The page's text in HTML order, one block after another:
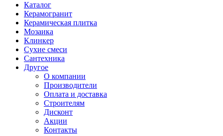
Каталог
Керамогранит
Керамическая плитка
Мозаика
Клинкер
Сухие смеси
Сантехника
Другое
О компании
Производители
Оплата и доставка
Строителям
Дисконт
Акции
Контакты